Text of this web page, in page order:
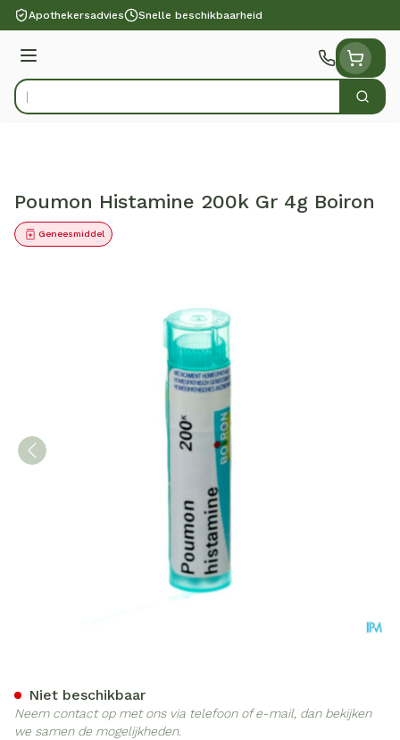
Ga naar de inhoud
Apothekersadvies Snelle beschikbaarheid
Menu
Product, merk, categorie... Zoek
Poumon Histamine 200k Gr 4g Boiron
Geneesmiddel
Niet beschikbaar
Neem contact op met ons via telefoon of e-mail, dan bekijken
we samen de mogelijkheden.